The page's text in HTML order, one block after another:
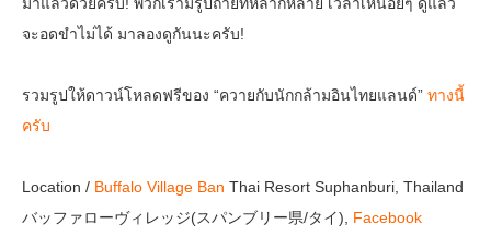
จะอดขำไม่ได้ มาลองดูกันนะครับ!
รวมรูปให้ดาวน์โหลดฟรีของ “ควายกับนักกล้ามอินไทยแลนด์” ทางนี้
ครับ
Location / Buffalo Village Ban Thai Resort Suphanburi, Thailand
バッファローヴィレッジ(スパンブリー県/タイ), Facebook